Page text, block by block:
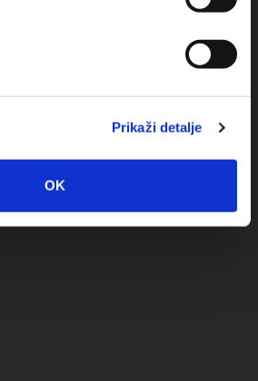
Prikaži detalje
OK